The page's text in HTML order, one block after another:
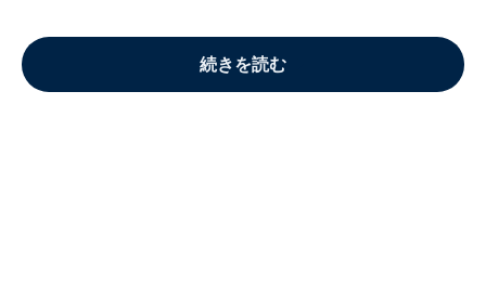
続きを読む